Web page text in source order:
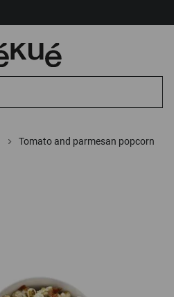
Tomato and parmesan popcorn